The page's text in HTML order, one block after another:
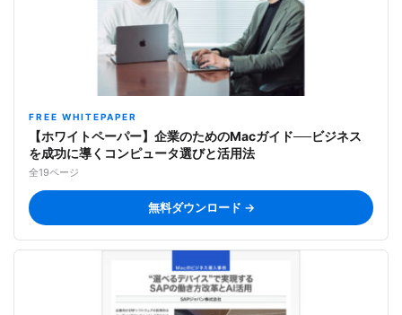
FREE WHITEPAPER
【ホワイトペーパー】企業のためのMacガイド──ビジネス
を成功に導くコンピュータ選びと活用法
全19ページ
無料ダウンロード →